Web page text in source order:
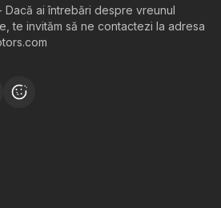
Dacă ai întrebări despre vreunul
te invităm să ne contactezi la adresa